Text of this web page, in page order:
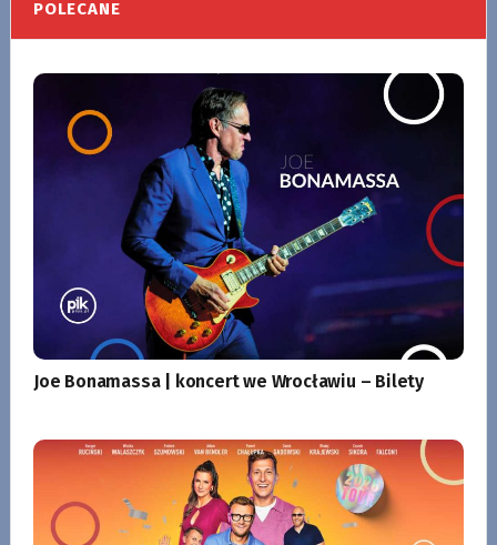
POLECANE
Joe Bonamassa | koncert we Wrocławiu – Bilety